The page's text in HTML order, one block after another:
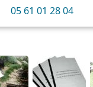
05 61 01 28 04